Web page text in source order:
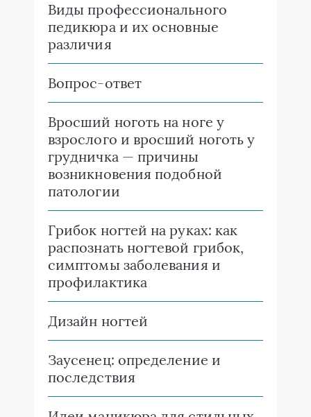
Виды профессионального
педикюра и их основные
различия
Вопрос-ответ
Вросший ноготь на ноге у
взрослого и вросший ноготь у
грудничка — причины
возникновения подобной
патологии
Грибок ногтей на руках: как
распознать ногтевой грибок,
симптомы заболевания и
профилактика
Дизайн ногтей
Заусенец: определение и
последствия